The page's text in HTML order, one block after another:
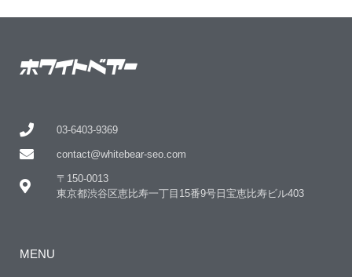
03-6403-9369
contact@whitebear-seo.com
〒150-0013
東京都渋谷区恵比寿一丁目15番9号日宝恵比寿ビル403
MENU